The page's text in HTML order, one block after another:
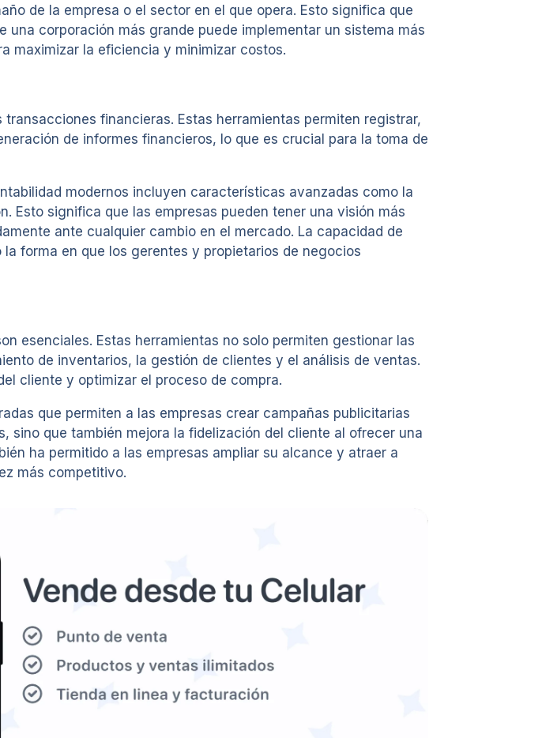
de la empresa o el sector en el que opera. Esto significa que
corporación más grande puede implementar un sistema más
maximizar la eficiencia y minimizar costos.
financieras. Estas herramientas permiten registrar,
de informes financieros, lo que es crucial para la toma de
modernos incluyen características avanzadas como la
significa que las empresas pueden tener una visión más
ante cualquier cambio en el mercado. La capacidad de
forma en que los gerentes y propietarios de negocios
esenciales. Estas herramientas no solo permiten gestionar las
de inventarios, la gestión de clientes y el análisis de ventas.
cliente y optimizar el proceso de compra.
que permiten a las empresas crear campañas publicitarias
sino que también mejora la fidelización del cliente al ofrecer una
ha permitido a las empresas ampliar su alcance y atraer a
más competitivo.